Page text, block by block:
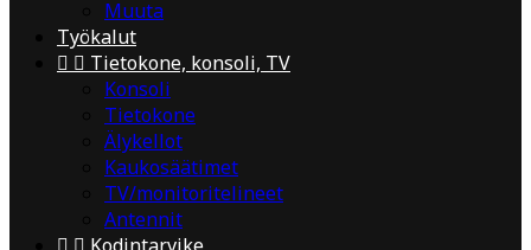
Muuta
Työkalut
  Tietokone, konsoli, TV
Konsoli
Tietokone
Älykellot
Kaukosäätimet
TV/monitoritelineet
Antennit